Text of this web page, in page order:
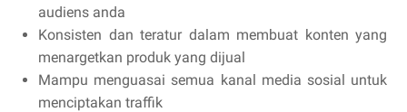
audiens anda
Konsisten dan teratur dalam membuat konten yang
menargetkan produk yang dijual
Mampu menguasai semua kanal media sosial untuk
menciptakan traffik